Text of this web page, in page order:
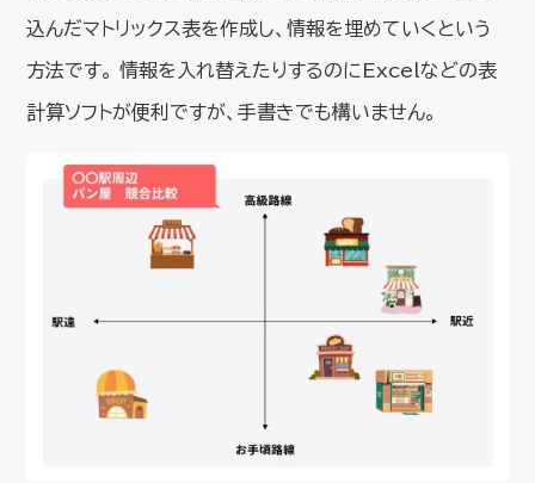
込んだマトリックス表を作成し、情報を埋めていくという
方法です。 情報を入れ替えたりするのにExcelなどの表
計算ソフトが便利ですが、手書きでも構いません。